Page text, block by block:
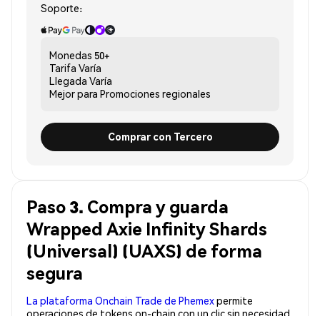
Soporte:
Monedas 50+
Tarifa Varía
Llegada Varía
Mejor para Promociones regionales
Comprar con Tercero
Paso 3. Compra y guarda
Wrapped Axie Infinity Shards
(Universal) (UAXS) de forma
segura
La plataforma Onchain Trade de Phemexpermite
operaciones de tokens on-chain con un clic sin necesidad